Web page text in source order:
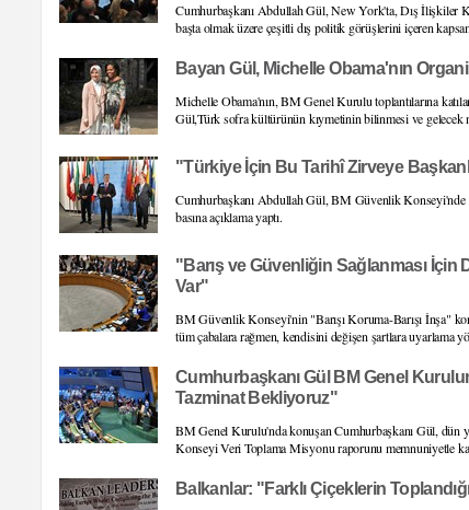
Cumhurbaşkanı Abdullah Gül, New York'ta, Dış
başta olmak üzere çeşitli dış politik görüşlerini içeren
Bayan Gül, Michelle Obama'nın
Michelle Obama'nın, BM Genel Kurulu toplantılarına
Gül,Türk sofra kültürünün kıymetinin bilinmesi ve gelecek
"Türkiye İçin Bu Tarihî Zirveye
Cumhurbaşkanı Abdullah Gül, BM Güvenlik Konseyi'nde
basına açıklama yaptı.
"Barış ve Güvenliğin Sağlanması
Var"
BM Güvenlik Konseyi'nin "Barışı Koruma-Barışı İnşa"
tüm çabalara rağmen, kendisini değişen şartlara uyarlama
Cumhurbaşkanı Gül BM Genel
Tazminat Bekliyoruz"
BM Genel Kurulu'nda konuşan Cumhurbaşkanı Gül, dün
Konseyi Veri Toplama Misyonu raporunu memnuniyetle
Balkanlar: "Farklı Çiçeklerin